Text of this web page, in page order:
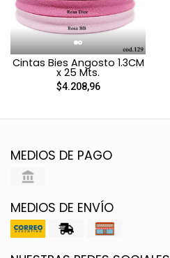
Cintas Bies Angosto 1.3CM
x 25 Mts.
$4.208,96
MEDIOS DE PAGO
MEDIOS DE ENVÍO